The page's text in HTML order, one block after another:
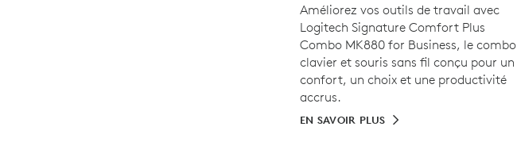
Améliorez vos outils de travail avec
Logitech Signature Comfort Plus
Combo MK880 for Business, le combo
clavier et souris sans fil conçu pour un
confort, un choix et une productivité
accrus.
EN SAVOIR PLUS